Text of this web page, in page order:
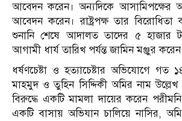
আবেদন করেন। অন্যদিকে আসামিপক্ষের
আবেদন করেন। রাষ্ট্রপক্ষ তার
শুনানি শেষে আদালত তাদের ৫ হাজার
আগামী ধার্য তারিখ পর্যন্ত জামিন মঞ্জুর
ধর্ষণচেষ্টা ও হত্যাচেষ্টার অভিযোগে গত
মাহমুদ ও তুহিন সিদ্দিকী অমির নাম
বিরুদ্ধে একটি মামলা দায়ের করেন
একটি বাসায় অভিযান চালিয়ে নাসির,